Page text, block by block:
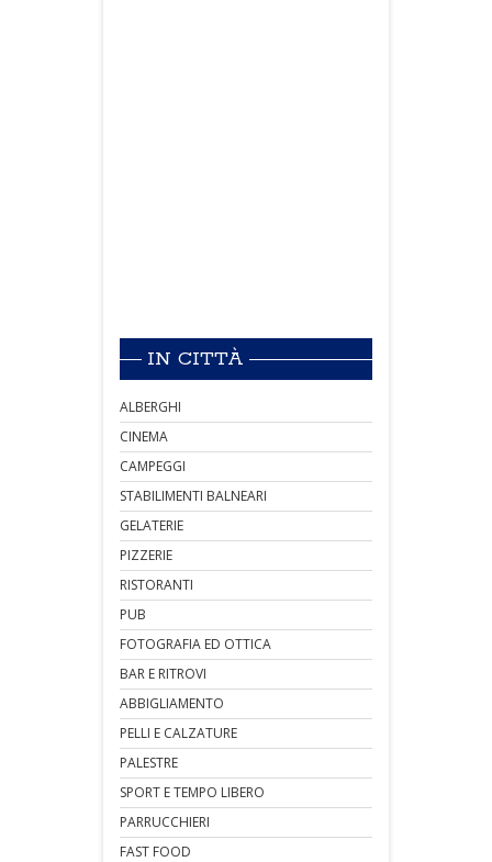
IN CITTÀ
ALBERGHI
CINEMA
CAMPEGGI
STABILIMENTI BALNEARI
GELATERIE
PIZZERIE
RISTORANTI
PUB
FOTOGRAFIA ED OTTICA
BAR E RITROVI
ABBIGLIAMENTO
PELLI E CALZATURE
PALESTRE
SPORT E TEMPO LIBERO
PARRUCCHIERI
FAST FOOD